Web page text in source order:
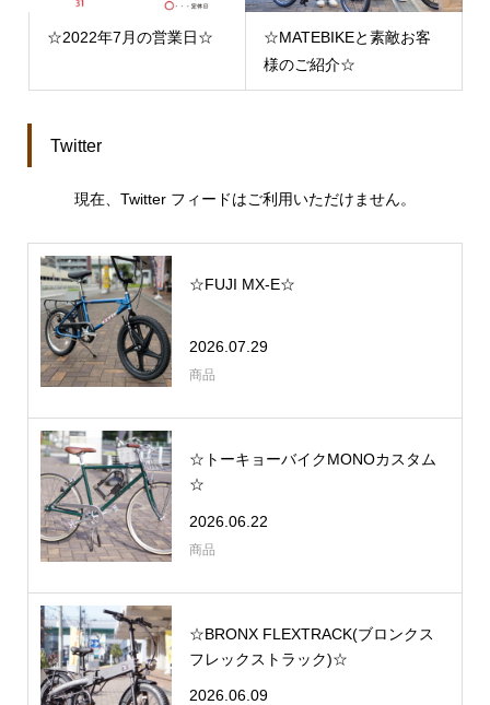
☆2022年7月の営業日☆
☆MATEBIKEと素敵お客
様のご紹介☆
Twitter
現在、Twitter フィードはご利用いただけません。
☆FUJI MX-E☆
2026.07.29
商品
☆トーキョーバイクMONOカスタム
☆
2026.06.22
商品
☆BRONX FLEXTRACK(ブロンクス
フレックストラック)☆
2026.06.09